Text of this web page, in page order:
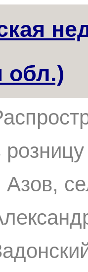
обл.)
Азов,